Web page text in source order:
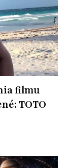
filmu
TOTO